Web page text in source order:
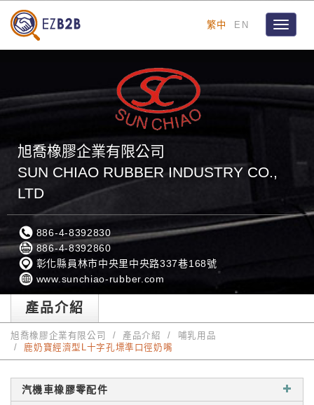
繁中 EN
Toggle
旭喬橡膠企業有限公司
SUN CHIAO RUBBER INDUSTRY CO.,
LTD
886-4-8392830
886-4-8392860
彰化縣員林市中央里中央路337巷168號
www.sunchiao-rubber.com
產品介紹
旭喬橡膠企業有限公司 產品介紹
哺乳用品
鹿奶寶經濟型L十字孔墂準口徑奶嘴
汽機車橡膠零配件